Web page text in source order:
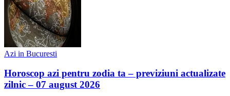
Azi in Bucuresti
Horoscop azi pentru zodia ta – previziuni actualizate
zilnic – 07 august 2026